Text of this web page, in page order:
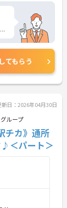
てもらう
新日：2026年04月30日
ループ
チカ》通所
♪＜パート＞